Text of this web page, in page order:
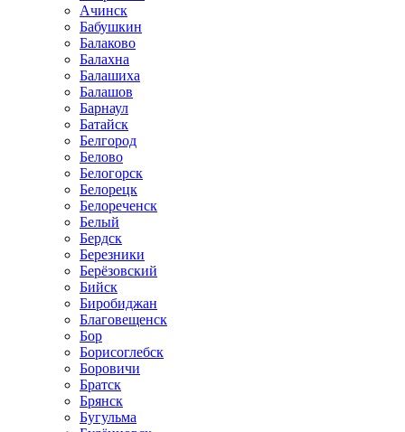
Ачинск
Бабушкин
Балаково
Балахна
Балашиха
Балашов
Барнаул
Батайск
Белгород
Белово
Белогорск
Белорецк
Белореченск
Белый
Бердск
Березники
Берёзовский
Бийск
Биробиджан
Благовещенск
Бор
Борисоглебск
Боровичи
Братск
Брянск
Бугульма